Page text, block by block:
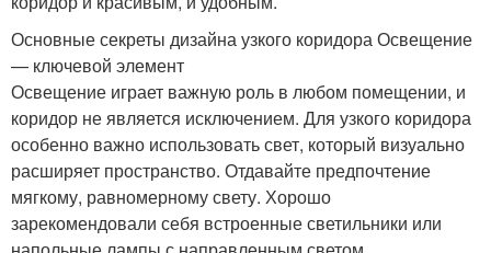
Основные секреты дизайна узкого коридора Освещение
— ключевой элемент
Освещение играет важную роль в любом помещении, и
коридор не является исключением. Для узкого коридора
особенно важно использовать свет, который визуально
расширяет пространство. Отдавайте предпочтение
мягкому, равномерному свету. Хорошо
зарекомендовали себя встроенные светильники или